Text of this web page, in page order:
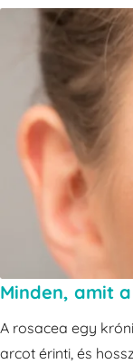
Minden, amit
A rosacea egy
arcot érinti, és